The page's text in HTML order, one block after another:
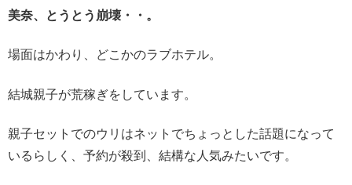
美奈、とうとう崩壊・・。
場面はかわり、どこかのラブホテル。
結城親子が荒稼ぎをしています。
親子セットでのウリはネットでちょっとした話題になって
いるらしく、予約が殺到、結構な人気みたいです。